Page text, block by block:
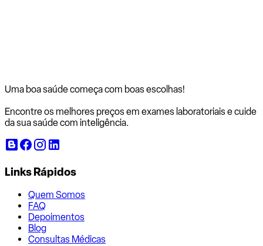
Uma boa saúde começa com boas escolhas!
Encontre os melhores preços em exames laboratoriais e cuide
da sua saúde com inteligência.
Links Rápidos
Quem Somos
FAQ
Depoimentos
Blog
Consultas Médicas